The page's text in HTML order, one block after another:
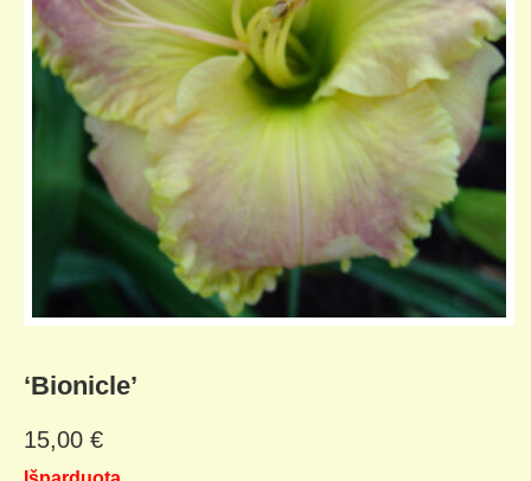
KELIONIŲ GALERIJA
‘Bionicle’
15,00 €